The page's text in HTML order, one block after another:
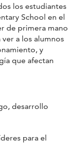
los estudiantes
School en el
de primera mano
a los alumnos
y
que afectan
desarrollo
para el